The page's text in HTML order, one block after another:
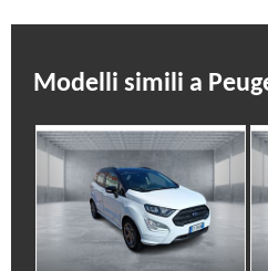
Modelli simili a